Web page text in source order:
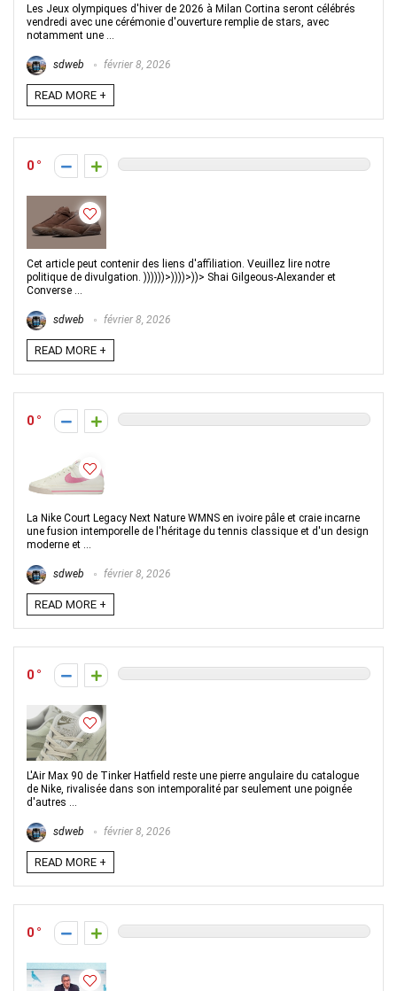
Les Jeux olympiques d'hiver de 2026 à Milan Cortina seront célébrés
vendredi avec une cérémonie d'ouverture remplie de stars, avec
notamment une ...
sdweb février 8, 2026
READ MORE +
0
Cet article peut contenir des liens d'affiliation. Veuillez lire notre
politique de divulgation. ))))))>))))>))> Shai Gilgeous-Alexander et
Converse ...
sdweb février 8, 2026
READ MORE +
0
La Nike Court Legacy Next Nature WMNS en ivoire pâle et craie incarne
une fusion intemporelle de l'héritage du tennis classique et d'un design
moderne et ...
sdweb février 8, 2026
READ MORE +
0
L'Air Max 90 de Tinker Hatfield reste une pierre angulaire du catalogue
de Nike, rivalisée dans son intemporalité par seulement une poignée
d'autres ...
sdweb février 8, 2026
READ MORE +
0